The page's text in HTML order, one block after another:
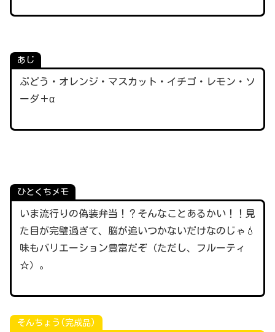
あじ
ぶどう・オレンジ・マスカット・イチゴ・レモン・ソ
ーダ＋α
ひとくちメモ
いま流行りの偽装弁当！？そんなことあるかい！！見
た目が完璧過ぎて、脳が追いつかないだけなのじゃ💧
味もバリエーション豊富だぞ（ただし、フルーティ
☆）。
そんちょう(完成品)